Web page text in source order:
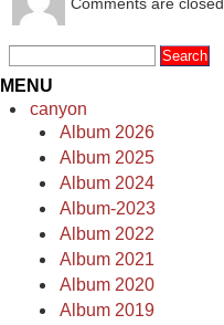
MENU
canyon
Album 2026
Album 2025
Album 2024
Album-2023
Album 2022
Album 2021
Album 2020
Album 2019